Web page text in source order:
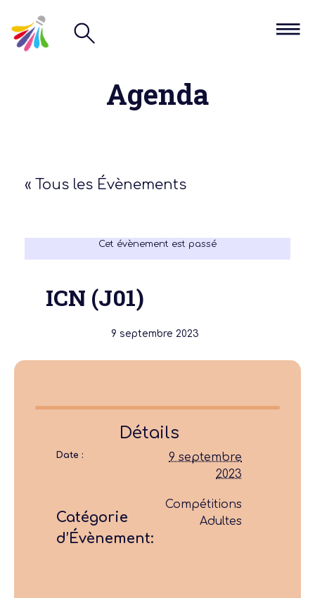
Agenda
« Tous les Évènements
Cet évènement est passé
ICN (J01)
9 septembre 2023
Détails
Date :
9 septembre
2023
Catégorie
d’Évènement:
Compétitions
Adultes